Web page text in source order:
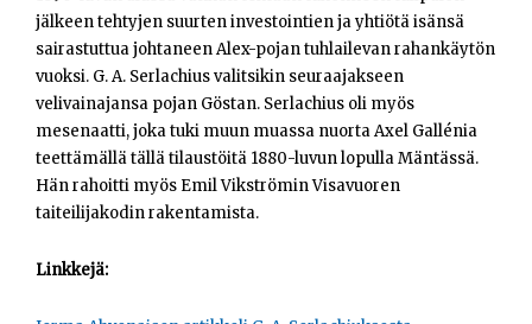
jälkeen tehtyjen suurten investointien ja yhtiötä isänsä
sairastuttua johtaneen Alex-pojan tuhlailevan rahankäytön
vuoksi. G. A. Serlachius valitsikin seuraajakseen
velivainajansa pojan Göstan. Serlachius oli myös
mesenaatti, joka tuki muun muassa nuorta Axel Gallénia
teettämällä tällä tilaustöitä 1880-luvun lopulla Mäntässä.
Hän rahoitti myös Emil Vikströmin Visavuoren
taiteilijakodin rakentamista.
Linkkejä: